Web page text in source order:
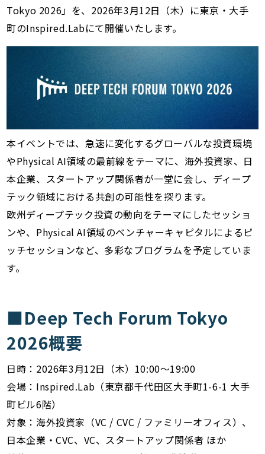
Tokyo 2026」を、2026年3月12日（木）に東京・大手
町のInspired.Labにて開催いたします。
本イベントでは、急速に変化するグローバルな投資環境
やPhysical AI領域の最前線をテーマに、海外投資家、日
本企業、スタートアップ関係者が一堂に会し、ディープ
テック領域における共創の可能性を探ります。
欧州ディープテック投資の動向をテーマにしたセッショ
ンや、Physical AI領域のベンチャーキャピタルによるピ
ッチセッションなど、多彩なプログラムを予定していま
す。
■Deep Tech Forum Tokyo
2026概要
日時：2026年3月12日（木）10:00〜19:00
会場：Inspired.Lab（東京都千代田区大手町1-6-1 大手
町ビル6階）
対象：海外投資家（VC / CVC / ファミリーオフィス）、
日本企業・CVC、VC、スタートアップ関係者 ほか